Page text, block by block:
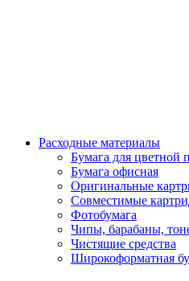
Расходные материалы
Бумага для цветной
Бумага офисная
Оригинальные
Совместимые
Фотобумага
Чипы, барабаны,
Чистящие средства
Широкоформатная